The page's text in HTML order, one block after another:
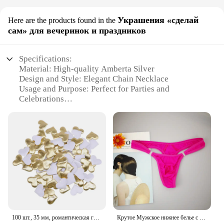
Here are the products found in the Украшения «сделай
сам» для вечеринок и праздников
Specifications:
Material: High-quality Amberta Silver
Design and Style: Elegant Chain Necklace
Usage and Purpose: Perfect for Parties and
Celebrations
Performance and Property: Durable and Tarnish-
Resistant
Shape or Size or Weight or Quantity: Versatile
Length Options
Features:
**Elegant Craftsmanship and Versatility**
The Amberta Silver Chain Necklace is a testament
to timeless elegance, crafted from high-quality
Amberta silver that promises durability and a
tarnish-resistant finish. Its sleek design and stylish
100 шт., 35 мм, романтическая губка, атласная ткань, лепестки в форме сердца, свадебные конфетти, настольная кровать, лепестки в форме сердца, свадебное украшение на день Святого Валентина Крутое Мужское нижнее белье с пуговицами, сексуальное эротическое нижнее белье для мужчин, стринги для геев, Размеры M L XL